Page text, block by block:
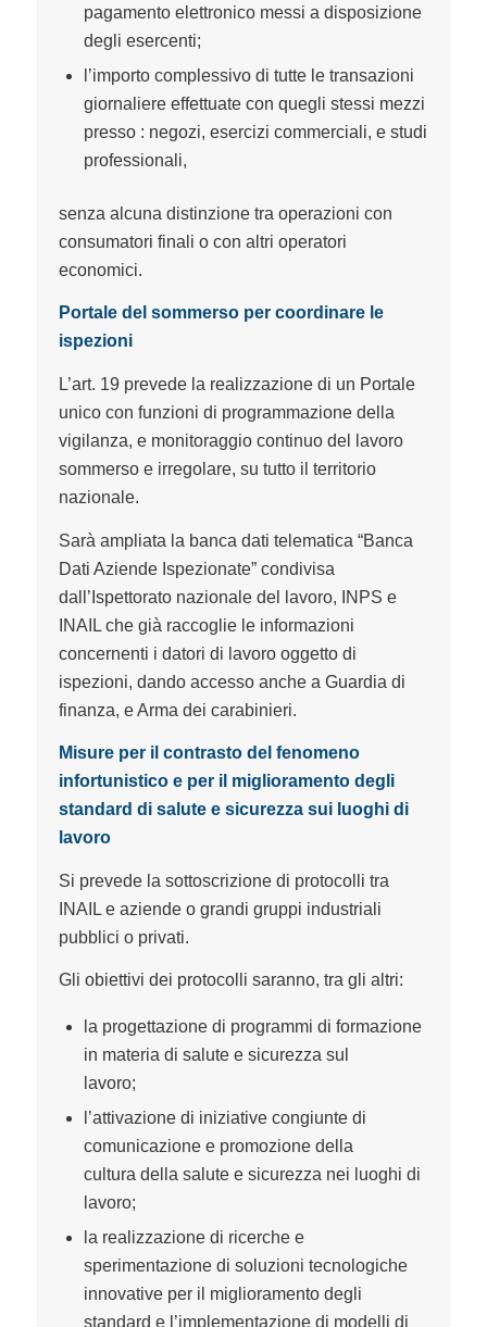
pagamento elettronico messi a disposizione
degli esercenti;
l’importo complessivo di tutte le transazioni
giornaliere effettuate con quegli stessi mezzi
presso : negozi, esercizi commerciali, e studi
professionali,
senza alcuna distinzione tra operazioni con
consumatori finali o con altri operatori
economici.
Portale del sommerso per coordinare le
ispezioni
L’art. 19 prevede la realizzazione di un Portale
unico con funzioni di programmazione della
vigilanza, e monitoraggio continuo del lavoro
sommerso e irregolare, su tutto il territorio
nazionale.
Sarà ampliata la banca dati telematica “Banca
Dati Aziende Ispezionate”condivisa
dall’Ispettorato nazionale del lavoro, INPS e
INAIL che già raccoglie le informazioni
concernenti i datori di lavoro oggetto di
ispezioni, dando accesso anche a Guardia di
finanza, e Arma dei carabinieri.
Misure per il contrasto del fenomeno
infortunistico e per il miglioramento degli
standard di salute e sicurezza sui luoghi di
lavoro
Si prevede la sottoscrizione di protocolli tra
INAIL e aziende o grandi gruppi industriali
pubblici o privati.
Gli obiettivi dei protocolli saranno, tra gli altri:
la progettazione di programmi di formazione
in materia di salute e sicurezza sul
lavoro;
l’attivazione di iniziative congiunte di
comunicazione e promozione della
cultura della salute e sicurezza nei luoghi di
lavoro;
la realizzazione di ricerche e
sperimentazione di soluzioni tecnologiche
innovative per il miglioramento degli
standard e l’implementazione di modelli di